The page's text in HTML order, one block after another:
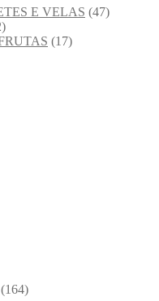
E VELAS (47)
(17)
(164)